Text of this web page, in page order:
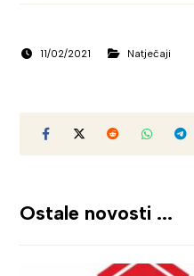
11/02/2021 Natječaji
Ostale novosti ...